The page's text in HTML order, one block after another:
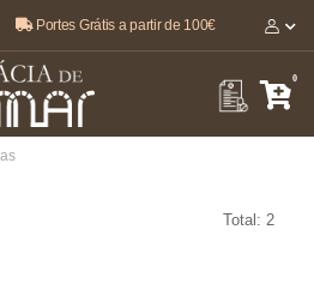
Portes Grátis a partir de 100€
0
Total: 2